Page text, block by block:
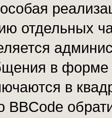
отдельных
в форме
в